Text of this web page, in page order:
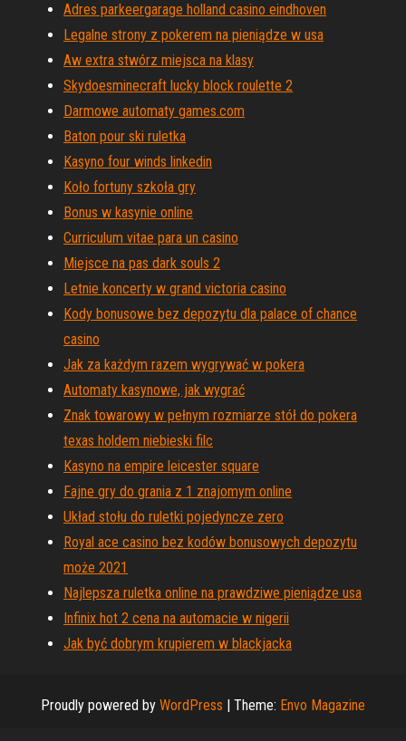
Adres parkeergarage holland casino eindhoven
Legalne strony z pokerem na pieniądze w usa
Aw extra stwórz miejsca na klasy
Skydoesminecraft lucky block roulette 2
Darmowe automaty games.com
Baton pour ski ruletka
Kasyno four winds linkedin
Koło fortuny szkoła gry
Bonus w kasynie online
Curriculum vitae para un casino
Miejsce na pas dark souls 2
Letnie koncerty w grand victoria casino
Kody bonusowe bez depozytu dla palace of chance
casino
Jak za każdym razem wygrywać w pokera
Automaty kasynowe, jak wygrać
Znak towarowy w pełnym rozmiarze stół do pokera
texas holdem niebieski filc
Kasyno na empire leicester square
Fajne gry do grania z 1 znajomym online
Układ stołu do ruletki pojedyncze zero
Royal ace casino bez kodów bonusowych depozytu
może 2021
Najlepsza ruletka online na prawdziwe pieniądze usa
Infinix hot 2 cena na automacie w nigerii
Jak być dobrym krupierem w blackjacka
Proudly powered by WordPress | Theme: Envo Magazine